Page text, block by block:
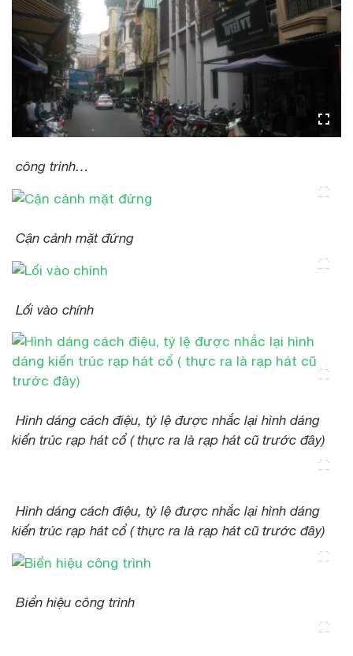
công trình…
Cận cảnh mặt đứng
Lối vào chính
Hình dáng cách điệu, tỷ lệ được nhắc lại hình dáng
kiến trúc rạp hát cổ ( thực ra là rạp hát cũ trước đây)
Hình dáng cách điệu, tỷ lệ được nhắc lại hình dáng
kiến trúc rạp hát cổ ( thực ra là rạp hát cũ trước đây)
Biển hiệu công trình